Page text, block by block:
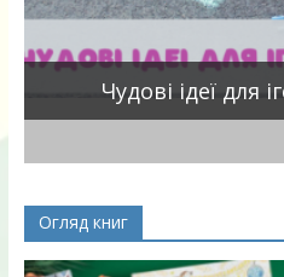
Чудові ідеї для
Огляд книг